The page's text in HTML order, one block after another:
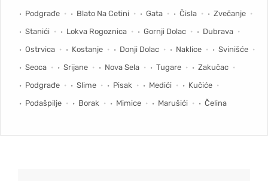
Podgrađe Blato Na Cetini Gata Čisla
Zvečanje
Stanići
Lokva Rogoznica Gornji Dolac
Dubrava
Ostrvica
Kostanje Donji Dolac Naklice
Svinišće
Seoca
Srijane Nova Sela Tugare
Zakučac
Podgrađe
Slime Pisak Medići
Kučiće
Podašpilje
Borak Mimice Marušići Čelina